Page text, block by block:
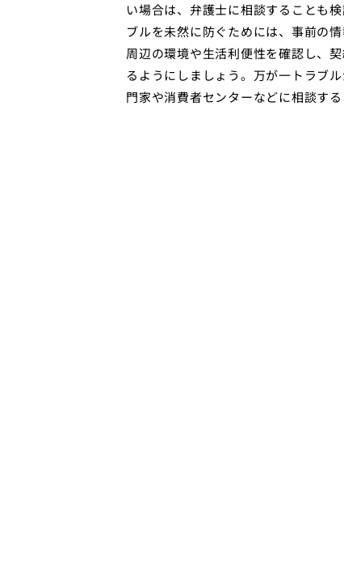
い場合は、弁護士に相談することも
ブルを未然に防ぐためには、事前の
周辺の環境や生活利便性を確認し、
るようにしましょう。万が一トラブ
門家や消費者センターなどに相談する